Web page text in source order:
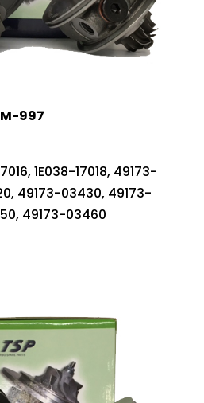
997
1E038-17018, 49173-
49173-03430, 49173-
49173-03460